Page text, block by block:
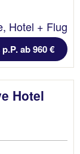
Hotel + Flug
ab 960 €
Hotel